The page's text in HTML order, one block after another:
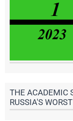
THE ACADEMIC
RUSSIA'S